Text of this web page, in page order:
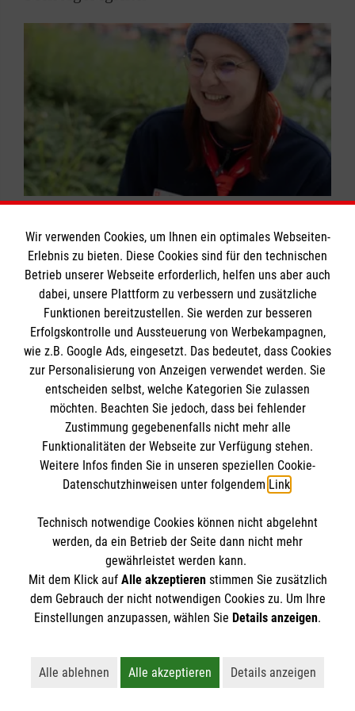
zusammen: Unser Auftrag ist es, dem Glauben im
Handeln aus Liebe Gestalt zu geben und den
Menschen etwas davon erfahrbar zu machen.
Der Dienst der Malteser Seelsorgebegleiter ist ein
niederschwelliges ehrenamtliches Angebot für
Lebens- und Glaubensbegleitung. Malteser
Seelsorgebegleiter sind in verschiedensten
Bereichen unterwegs: Sie sind unter anderem
Segensdichter, Wegbegleiter, Stadtseelsorger,
Festivalseelsorger – und vor allem sind sie für ihr
Gegenüber da.
Die Ausbildung
Die Ausbildung umfasst verschiedenste Module zu
Seelsorge, Spiritualität, Gesprächsführung,
Biografiearbeit und Milieustudien sowie
verschiedene Aufbaumodule.
Lena Thiermann
Diözesankoordinatorin Pastoral
Eichstätt/Augsburg
Tel.0170 1887837
Nachricht senden
Wallfahrten: Altötting und Lourdes
Wir verwenden Cookies, um Ihnen ein optimales Webseiten-
Erlebnis zu bieten. Diese Cookies sind für den technischen
Betrieb unserer Webseite erforderlich, helfen uns aber auch
dabei, unsere Plattform zu verbessern und zusätzliche
Funktionen bereitzustellen. Sie werden zur besseren
Erfolgskontrolle und Aussteuerung von Werbekampagnen,
wie z.B. Google Ads, eingesetzt. Das bedeutet, dass Cookies
zur Personalisierung von Anzeigen verwendet werden. Sie
entscheiden selbst, welche Kategorien Sie zulassen
möchten. Beachten Sie jedoch, dass bei fehlender
Zustimmung gegebenenfalls nicht mehr alle
Funktionalitäten der Webseite zur Verfügung stehen.
Weitere Infos finden Sie in unseren speziellen Cookie-
Datenschutzhinweisen unter folgendem Link.
Technisch notwendige Cookies können nicht abgelehnt
werden, da ein Betrieb der Seite dann nicht mehr
gewährleistet werden kann.
Mit dem Klick auf Alle akzeptierenstimmen Sie zusätzlich
dem Gebrauch der nicht notwendigen Cookies zu. Um Ihre
Einstellungen anzupassen, wählen Sie Details anzeigen.
Alle ablehnen
Lehnt alle nicht-essentiellen Cookies ab
Alle akzeptieren
Akzeptiert alle Cookies
Details anzeigen